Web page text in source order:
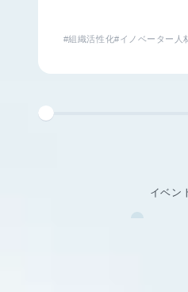
#組織活性化#イノベーター人
イベン